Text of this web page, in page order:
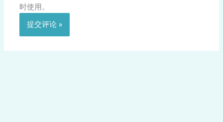
时使用。